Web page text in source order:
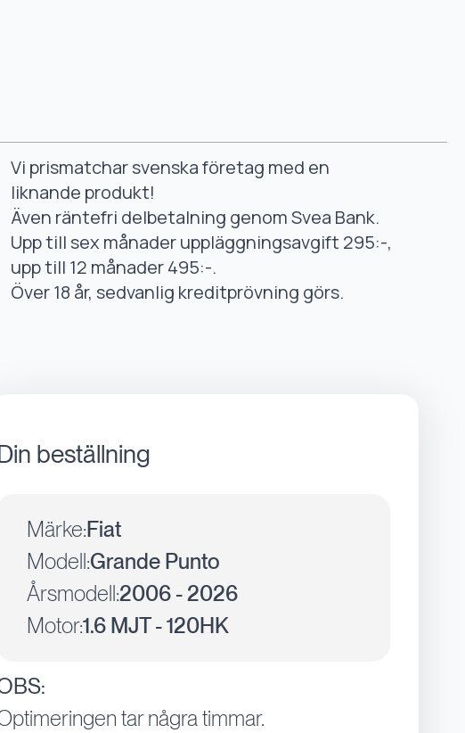
Vi prismatchar svenska företag med en
liknande produkt!
Även räntefri delbetalning genom Svea Bank.
Upp till sex månader uppläggningsavgift 295:-,
upp till 12 månader 495:-.
Över 18 år, sedvanlig kreditprövning görs.
beställning
Märke:Fiat
Modell:Grande Punto
Årsmodell:2006 - 2026
Motor:1.6 MJT - 120HK
tar några timmar.